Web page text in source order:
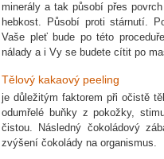
minerály a tak působí přes
hebkost. Působí proti stárnutí.
Vaše pleť bude po této
nálady a i Vy se budete cítit po
Tělový kakaový peeling
je důležitým faktorem při očistě
odumřelé buňky z pokožky,
čistou. Následný čokoládový
zvýšení čokolády na organismus.